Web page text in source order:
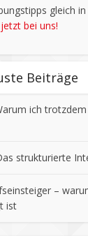
gleich
bei uns!
Beiträge
ich
strukturierte
–
ist